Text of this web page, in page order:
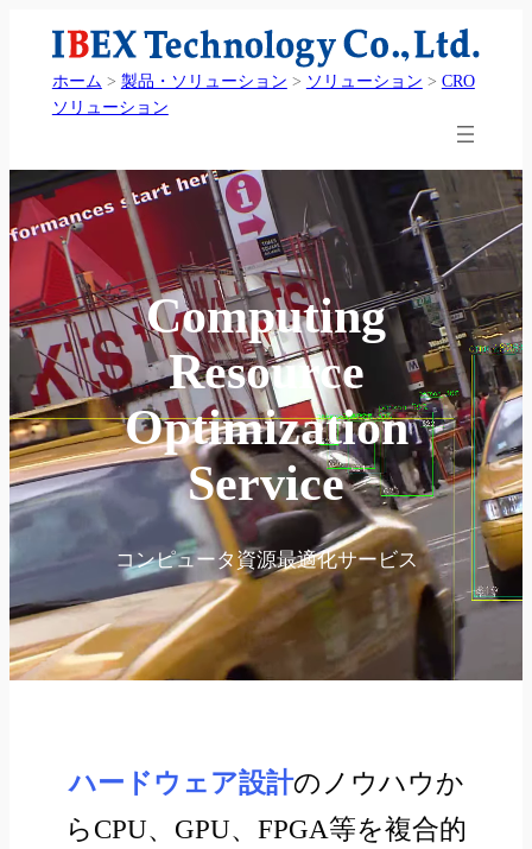
ッ
プ
ホーム > 製品・ソリューション > ソリューション > CRO
ソリューション
Computing
Resource
Optimization
Service
コンピュータ資源最適化サービス
ハードウェア設計のノウハウか
らCPU、GPU、FPGA等を複合的